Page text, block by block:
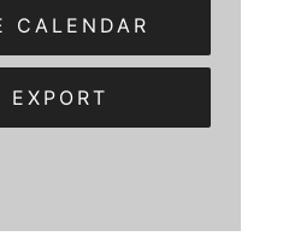
CALENDAR